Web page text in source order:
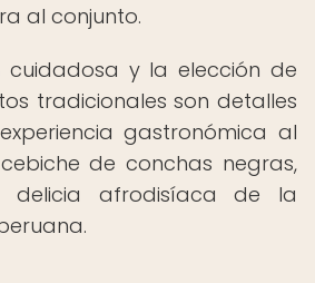
al conjunto.
cuidadosa y la elección de
tradicionales son detalles
gastronómica al
de conchas negras,
delicia afrodisíaca de la